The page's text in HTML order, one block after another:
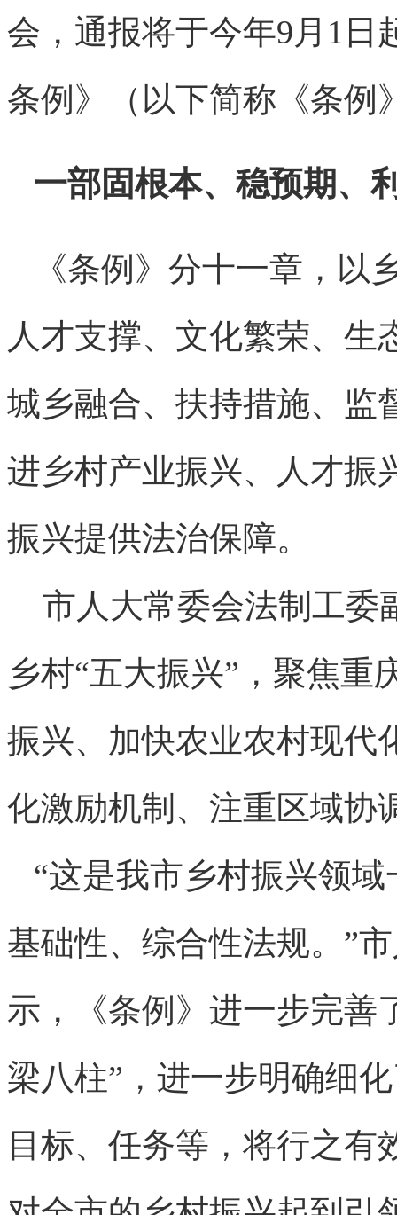
会，通报将于今年9月1日
条例》（以下简称《条例
一部固根本、稳预期、
《条例》分十一章，以
人才支撑、文化繁荣、生
城乡融合、扶持措施、监
进乡村产业振兴、人才振
振兴提供法治保障。
市人大常委会法制工委
乡村“五大振兴”，聚焦重
振兴、加快农业农村现代
化激励机制、注重区域协
“这是我市乡村振兴领
基础性、综合性法规。”
示，《条例》进一步完善
梁八柱”，进一步明确细
目标、任务等，将行之有